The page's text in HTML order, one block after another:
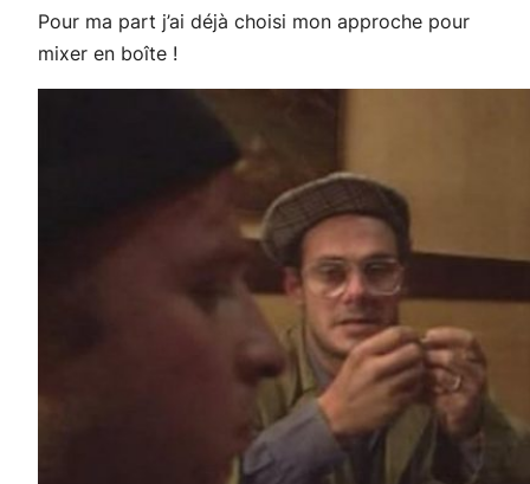
Pour ma part j’ai déjà choisi mon approche pour
mixer en boîte !